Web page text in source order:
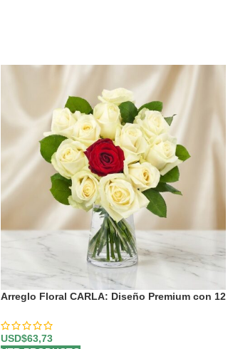
Arreglo Floral CARLA: Diseño Premium con 12
USD$63,73